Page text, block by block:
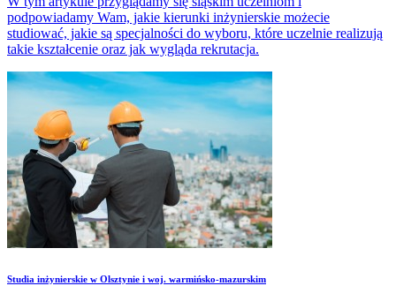
podpowiadamy Wam, jakie kierunki inżynierskie możecie
studiować, jakie są specjalności do wyboru, które uczelnie realizują
takie kształcenie oraz jak wygląda rekrutacja.
Studia inżynierskie w Olsztynie i woj. warmińsko-mazurskim